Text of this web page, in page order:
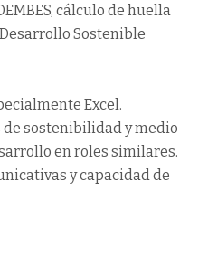
cálculo de huella
Sostenible
Excel.
sostenibilidad y medio
en roles similares.
y capacidad de